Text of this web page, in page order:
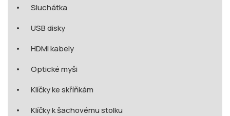
Sluchátka
USB disky
HDMI kabely
Optické myši
Klíčky ke skříňkám
Klíčky k šachovému stolku